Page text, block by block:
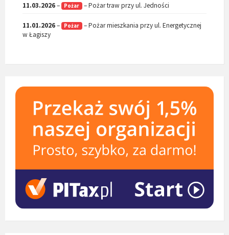
11.03.2026– Pożar – Pożar traw przy ul. Jedności
11.01.2026– Pożar – Pożar mieszkania przy ul. Energetycznej
w Łagiszy